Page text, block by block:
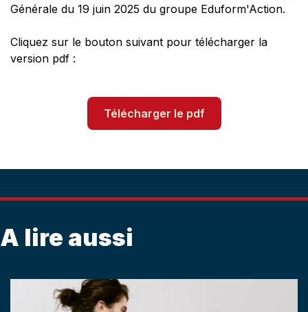
Générale du 19 juin 2025 du groupe Eduform'Action.
Cliquez sur le bouton suivant pour télécharger la
version pdf :
Télécharger le pdf
A lire aussi